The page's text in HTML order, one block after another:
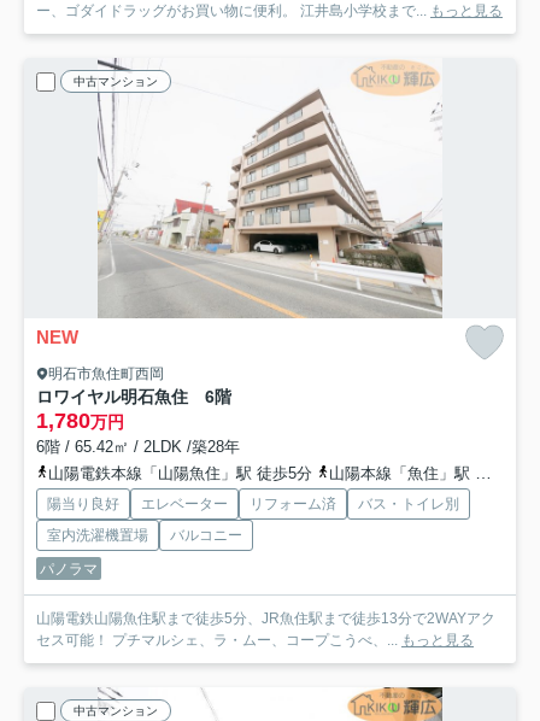
ー、ゴダイドラッグがお買い物に便利。 江井島小学校まで... もっと見る
中古マンション
NEW
明石市魚住町西岡
ロワイヤル明石魚住 6階
1,780万円
6階 / 65.42㎡ / 2LDK /築28年
山陽電鉄本線「山陽魚住」駅 徒歩5分
山陽本線「魚住」駅 徒歩13分
陽当り良好 エレベーター リフォーム済
バス・トイレ別
室内洗濯機置場
バルコニー
パノラマ
山陽電鉄山陽魚住駅まで徒歩5分、JR魚住駅まで徒歩13分で2WAYアク
セス可能！ プチマルシェ、ラ・ムー、コープこうべ、...
もっと見る
中古マンション